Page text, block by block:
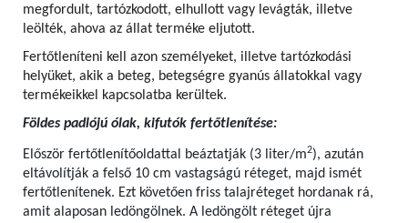
megfordult, tartózkodott, elhullott vagy levágták, illetve
leölték, ahova az állat terméke eljutott.
Fertőtleníteni kell azon személyeket, illetve tartózkodási
helyüket, akik a beteg, betegségre gyanús állatokkal vagy
termékeikkel kapcsolatba kerültek.
Földes padlójú ólak, kifutók fertőtlenítése:
Először fertőtlenítőoldattal beáztatják (3 liter/m2), azután
eltávolítják a felső 10 cm vastagságú réteget, majd ismét
fertőtlenítenek. Ezt követően friss talajréteget hordanak rá,
amit alaposan ledöngölnek. A ledöngölt réteget újra